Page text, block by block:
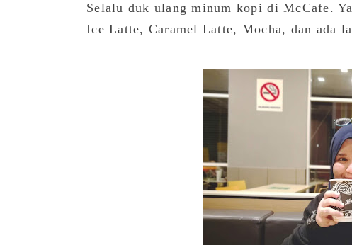
Selalu duk ulang minum kopi di McCafe.
Ice Latte, Caramel Latte, Mocha, dan ada